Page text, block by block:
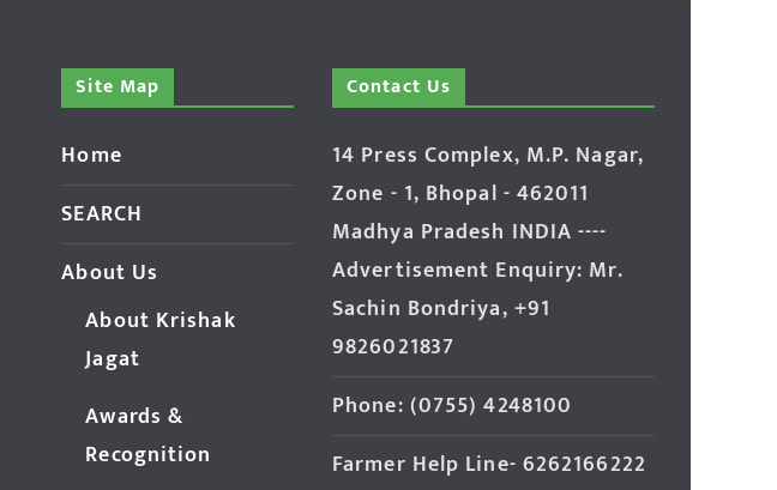
Site Map
Home
SEARCH
About Us
About Krishak
Jagat
Awards &
Recognition
Contact Us
14 Press Complex, M.P. Nagar,
Zone - 1, Bhopal - 462011
Madhya Pradesh INDIA ----
Advertisement Enquiry: Mr.
Sachin Bondriya, +91
9826021837
Phone: (0755) 4248100
Farmer Help Line- 6262166222